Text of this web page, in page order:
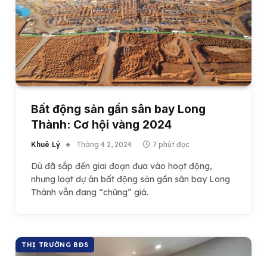
Bất động sản gần sân bay Long
Thành: Cơ hội vàng 2024
Khuê Lý Tháng 4 2, 2024 7 phút đọc
Dù đã sắp đến giai đoạn đưa vào hoạt động,
nhưng loạt dự án bất động sản gần sân bay Long
Thành vẫn đang “chững” giá.
THỊ TRƯỜNG BĐS